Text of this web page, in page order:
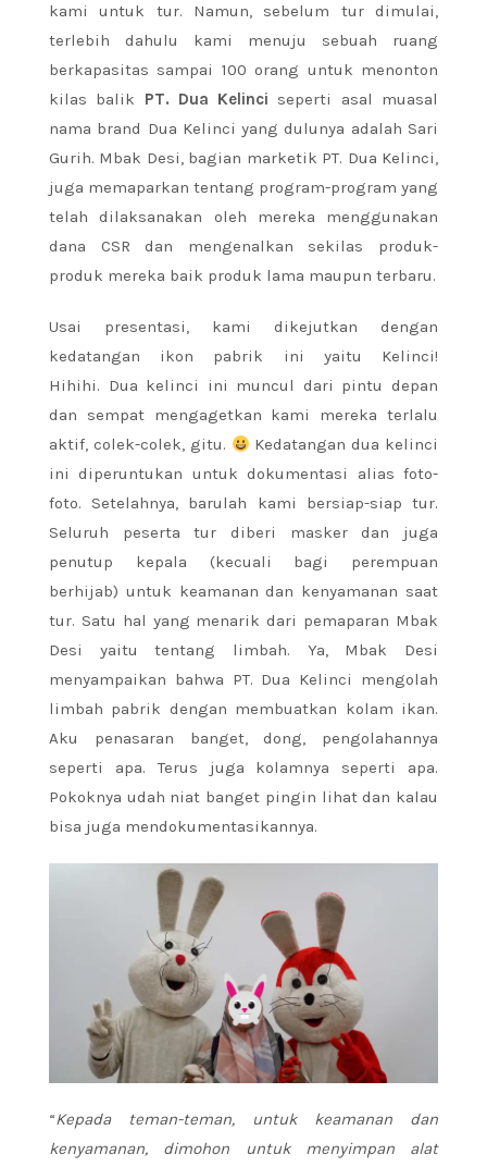
kami untuk tur. Namun, sebelum tur dimulai,
terlebih dahulu kami menuju sebuah ruang
berkapasitas sampai 100 orang untuk menonton
kilas balik PT. Dua Kelinci seperti asal muasal
nama brand Dua Kelinci yang dulunya adalah Sari
Gurih. Mbak Desi, bagian marketik PT. Dua Kelinci,
juga memaparkan tentang program-program yang
telah dilaksanakan oleh mereka menggunakan
dana CSR dan mengenalkan sekilas produk-
produk mereka baik produk lama maupun terbaru.
Usai presentasi, kami dikejutkan dengan
kedatangan ikon pabrik ini yaitu Kelinci!
Hihihi. Dua kelinci ini muncul dari pintu depan
dan sempat mengagetkan kami mereka terlalu
aktif, colek-colek, gitu.
Kedatangan dua kelinci
ini diperuntukan untuk dokumentasi alias foto-
foto. Setelahnya, barulah kami bersiap-siap tur.
Seluruh peserta tur diberi masker dan juga
penutup kepala (kecuali bagi perempuan
berhijab) untuk keamanan dan kenyamanan saat
tur. Satu hal yang menarik dari pemaparan Mbak
Desi yaitu tentang limbah. Ya, Mbak Desi
menyampaikan bahwa PT. Dua Kelinci mengolah
limbah pabrik dengan membuatkan kolam ikan.
Aku penasaran banget, dong, pengolahannya
seperti apa. Terus juga kolamnya seperti apa.
Pokoknya udah niat banget pingin lihat dan kalau
bisa juga mendokumentasikannya.
“Kepada teman-teman, untuk keamanan dan
kenyamanan, dimohon untuk menyimpan alat